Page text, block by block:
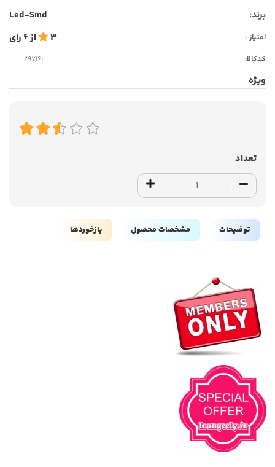
برند: Led-Smd
امتیاز : 3 از6 رای
کدکالا:
ویژه
تعداد
توضیحات مشخصات محصول بازخوردها